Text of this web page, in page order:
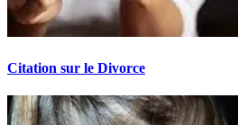
Citation sur le Divorce